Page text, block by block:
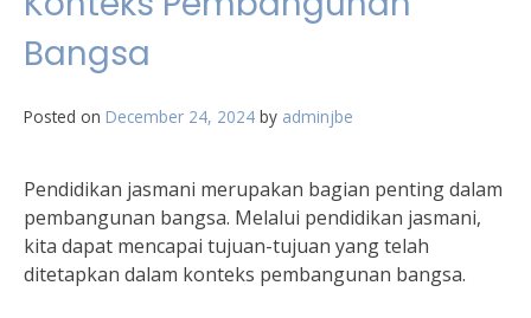
Bangsa
Posted on December 24, 2024 by adminjbe
Pendidikan jasmani merupakan bagian penting dalam
pembangunan bangsa. Melalui pendidikan jasmani,
kita dapat mencapai tujuan-tujuan yang telah
ditetapkan dalam konteks pembangunan bangsa.